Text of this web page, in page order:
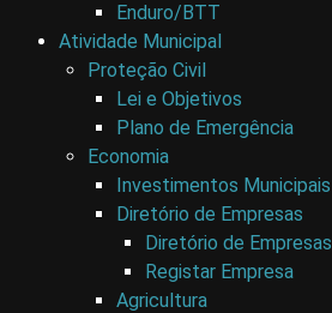
Enduro/BTT
Atividade Municipal
Proteção Civil
Lei e Objetivos
Plano de Emergência
Economia
Investimentos Municipais
Diretório de Empresas
Diretório de Empresas
Registar Empresa
Agricultura